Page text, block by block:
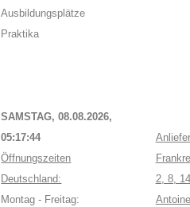
Ausbildungsplätze
Praktika
SAMSTAG, 08.08.2026,
05:17:44
Öffnungszeiten
Deutschland:
Montag - Freitag:
2, 8,